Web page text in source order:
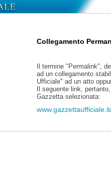
Collegamento
Il termine "Permalink",
ad un collegamento
Ufficiale" ad un atto
Il seguente link,
Gazzetta selezionata: